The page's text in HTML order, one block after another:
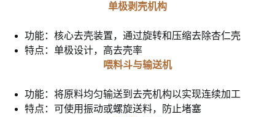
单极剥壳机构
功能：核心去壳装置，通过旋转和压缩去除杏仁壳
特点：单极设计，高去壳率
喂料斗与输送机
功能：将原料均匀输送到去壳机构以实现连续加工
特点：可使用振动或螺旋送料，防止堵塞